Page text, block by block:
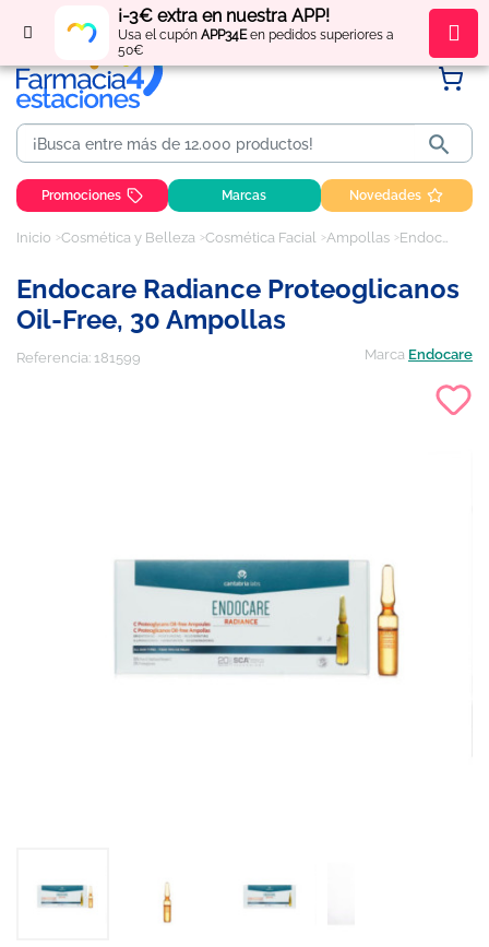
¡-3€ extra en nuestra APP!
Usa el cupón APP34Een pedidos superiores a
50€
Regístratey obténpuntos por tus compras

Promociones Marcas Novedades
Inicio Cosmética y Belleza Cosmética Facial Ampollas Endocare Radiance Proteoglicanos oil-free, 30 ampollas
Endocare Radiance Proteoglicanos
Oil-Free, 30 Ampollas
Referencia: 181599 Marca Endocare